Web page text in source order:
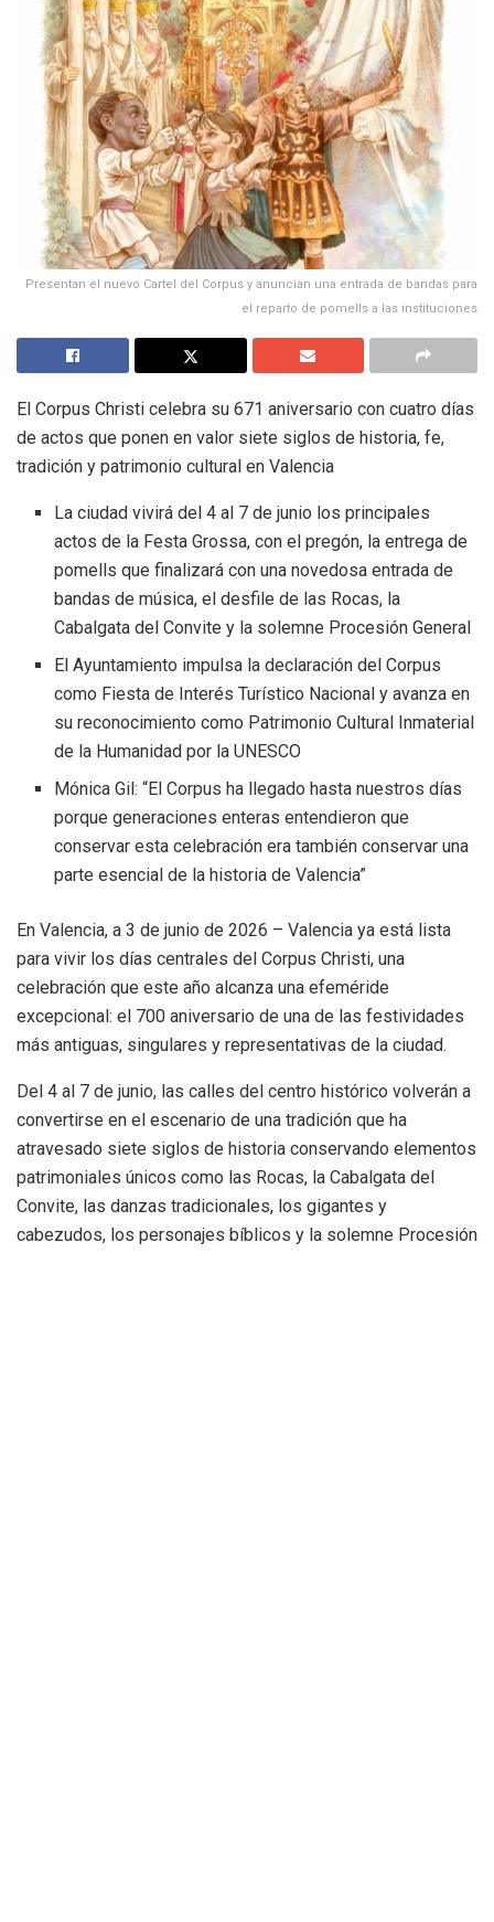
Presentan el nuevo Cartel del Corpus y anuncian una entrada de bandas para
el reparto de pomells a las instituciones
El Corpus Christi celebra su 671 aniversario con cuatro días
de actos que ponen en valor siete siglos de historia, fe,
tradición y patrimonio cultural en Valencia
La ciudad vivirá del 4 al 7 de junio los principales
actos de la Festa Grossa, con el pregón, la entrega de
pomells que finalizará con una novedosa entrada de
bandas de música, el desfile de las Rocas, la
Cabalgata del Convite y la solemne Procesión General
El Ayuntamiento impulsa la declaración del Corpus
como Fiesta de Interés Turístico Nacional y avanza en
su reconocimiento como Patrimonio Cultural Inmaterial
de la Humanidad por la UNESCO
Mónica Gil: “El Corpus ha llegado hasta nuestros días
porque generaciones enteras entendieron que
conservar esta celebración era también conservar una
parte esencial de la historia de Valencia”
En Valencia, a 3 de junio de 2026 – Valencia ya está lista
para vivir los días centrales del Corpus Christi, una
celebración que este año alcanza una efeméride
excepcional: el 700 aniversario de una de las festividades
más antiguas, singulares y representativas de la ciudad.
Del 4 al 7 de junio, las calles del centro histórico volverán a
convertirse en el escenario de una tradición que ha
atravesado siete siglos de historia conservando elementos
patrimoniales únicos como las Rocas, la Cabalgata del
Convite, las danzas tradicionales, los gigantes y
cabezudos, los personajes bíblicos y la solemne Procesión